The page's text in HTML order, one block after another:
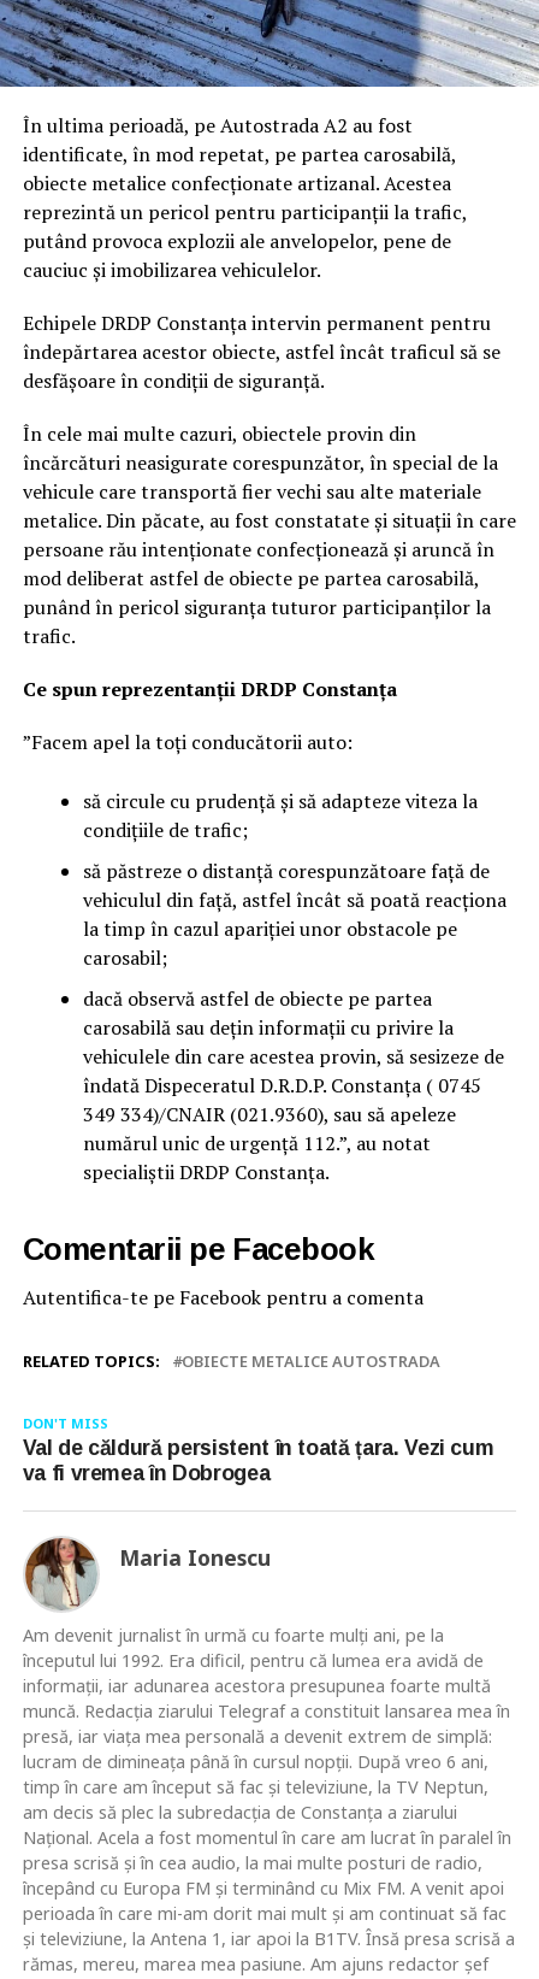
În ultima perioadă, pe Autostrada A2 au fost
identificate, în mod repetat, pe partea carosabilă,
obiecte metalice confecționate artizanal. Acestea
reprezintă un pericol pentru participanții la trafic,
putând provoca explozii ale anvelopelor, pene de
cauciuc și imobilizarea vehiculelor.
Echipele DRDP Constanța intervin permanent pentru
îndepărtarea acestor obiecte, astfel încât traficul să se
desfășoare în condiții de siguranță.
În cele mai multe cazuri, obiectele provin din
încărcături neasigurate corespunzător, în special de la
vehicule care transportă fier vechi sau alte materiale
metalice. Din păcate, au fost constatate și situații în care
persoane rău intenționate confecționează și aruncă în
mod deliberat astfel de obiecte pe partea carosabilă,
punând în pericol siguranța tuturor participanților la
trafic.
Ce spun reprezentanții DRDP Constanța
”Facem apel la toți conducătorii auto:
să circule cu prudență și să adapteze viteza la
condițiile de trafic;
să păstreze o distanță corespunzătoare față de
vehiculul din față, astfel încât să poată reacționa
la timp în cazul apariției unor obstacole pe
carosabil;
dacă observă astfel de obiecte pe partea
carosabilă sau dețin informații cu privire la
vehiculele din care acestea provin, să sesizeze de
îndată Dispeceratul D.R.D.P. Constanța ( 0745
349 334)/CNAIR (021.9360), sau să apeleze
numărul unic de urgență 112.”, au notat
specialiștii DRDP Constanța.
Comentarii pe Facebook
Autentifica-te pe Facebook pentru a comenta
RELATED TOPICS: OBIECTE METALICE AUTOSTRADA
DON'T MISS
Val de căldură persistent în toată țara. Vezi cum
va fi vremea în Dobrogea
Maria Ionescu
Am devenit jurnalist în urmă cu foarte mulţi ani, pe la
începutul lui 1992. Era dificil, pentru că lumea era avidă de
informaţii, iar adunarea acestora presupunea foarte multă
muncă. Redacţia ziarului Telegraf a constituit lansarea mea în
presă, iar viaţa mea personală a devenit extrem de simplă:
lucram de dimineaţa până în cursul nopţii. După vreo 6 ani,
timp în care am început să fac şi televiziune, la TV Neptun,
am decis să plec la subredacţia de Constanţa a ziarului
Naţional. Acela a fost momentul în care am lucrat în paralel în
presa scrisă şi în cea audio, la mai multe posturi de radio,
începând cu Europa FM şi terminând cu Mix FM. A venit apoi
perioada în care mi-am dorit mai mult şi am continuat să fac
şi televiziune, la Antena 1, iar apoi la B1TV. Însă presa scrisă a
rămas, mereu, marea mea pasiune. Am ajuns redactor şef